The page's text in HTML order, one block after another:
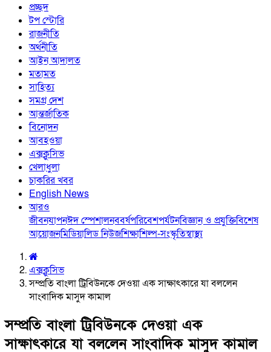
প্রচ্ছদ
টপ স্টোরি
রাজনীতি
অর্থনীতি
আইন আদালত
মতামত
সাহিত্য
সমগ্র দেশ
আন্তর্জাতিক
বিনোদন
আবহওয়া
এক্সক্লুসিভ
খেলাধুলা
চাকরির খবর
English News
আরও
জীবনযাপনঈদ স্পেশালনববর্ষপরিবেশপর্যটনবিজ্ঞান ও প্রযুক্তিবিশেষ
আয়োজনমিডিয়ালিড নিউজশিক্ষাশিল্প-সংস্কৃতিস্বাস্থ্য
এক্সক্লুসিভ
সম্প্রতি বাংলা ট্রিবিউনকে দেওয়া এক সাক্ষাৎকারে যা বললেন
সাংবাদিক মাসুদ কামাল
সম্প্রতি বাংলা ট্রিবিউনকে দেওয়া এক
সাক্ষাৎকারে যা বললেন সাংবাদিক মাসুদ কামাল